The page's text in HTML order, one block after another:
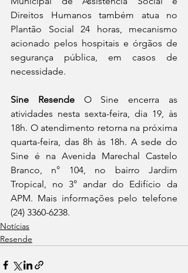
Direitos Humanos também atua no
Plantão Social 24 horas, mecanismo
acionado pelos hospitais e órgãos de
segurança pública, em casos de
necessidade.
Sine Resende O Sine encerra as
atividades nesta sexta-feira, dia 19, às
18h. O atendimento retorna na próxima
quarta-feira, das 8h às 18h. A sede do
Sine é na Avenida Marechal Castelo
Branco, n° 104, no bairro Jardim
Tropical, no 3° andar do Edifício da
APM. Mais informações pelo telefone
(24) 3360-6238.
Notícias
Resende